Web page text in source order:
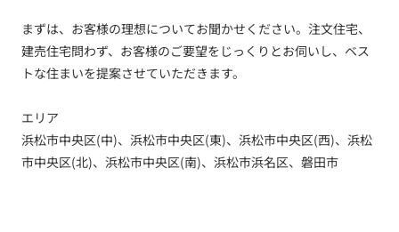
まずは、お客様の理想についてお聞かせください。注文住宅、
建売住宅問わず、お客様のご要望をじっくりとお伺いし、ベス
トな住まいを提案させていただきます。
エリア
浜松市中央区(中)、浜松市中央区(東)、浜松市中央区(西)、浜松
市中央区(北)、浜松市中央区(南)、浜松市浜名区、磐田市